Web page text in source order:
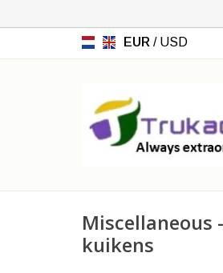
EUR / USD
Miscellaneous
kuikens